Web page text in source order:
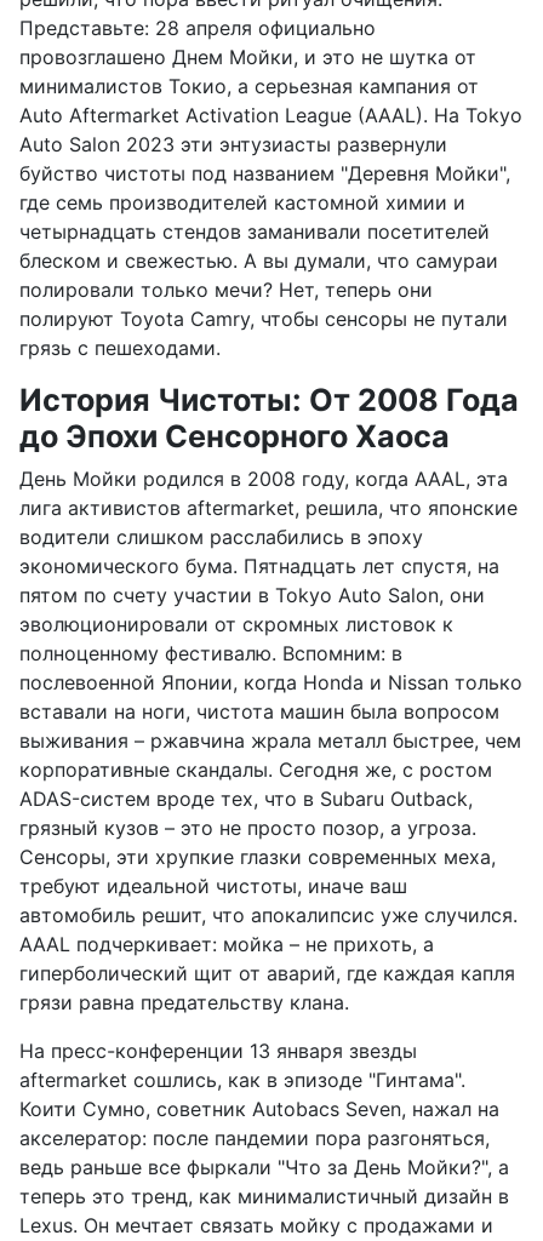
Представьте: 28 апреля официально
провозглашено Днем Мойки, и это не шутка от
минималистов Токио, а серьезная кампания от
Auto Aftermarket Activation League (AAAL). На Tokyo
Auto Salon 2023 эти энтузиасты развернули
буйство чистоты под названием "Деревня Мойки",
где семь производителей кастомной химии и
четырнадцать стендов заманивали посетителей
блеском и свежестью. А вы думали, что самураи
полировали только мечи? Нет, теперь они
полируют Toyota Camry, чтобы сенсоры не путали
грязь с пешеходами.
История Чистоты: От 2008 Года
до Эпохи Сенсорного Хаоса
День Мойки родился в 2008 году, когда AAAL, эта
лига активистов aftermarket, решила, что японские
водители слишком расслабились в эпоху
экономического бума. Пятнадцать лет спустя, на
пятом по счету участии в Tokyo Auto Salon, они
эволюционировали от скромных листовок к
полноценному фестивалю. Вспомним: в
послевоенной Японии, когда Honda и Nissan только
вставали на ноги, чистота машин была вопросом
выживания – ржавчина жрала металл быстрее, чем
корпоративные скандалы. Сегодня же, с ростом
ADAS-систем вроде тех, что в Subaru Outback,
грязный кузов – это не просто позор, а угроза.
Сенсоры, эти хрупкие глазки современных меха,
требуют идеальной чистоты, иначе ваш
автомобиль решит, что апокалипсис уже случился.
AAAL подчеркивает: мойка – не прихоть, а
гиперболический щит от аварий, где каждая капля
грязи равна предательству клана.
На пресс-конференции 13 января звезды
aftermarket сошлись, как в эпизоде "Гинтама".
Коити Сумно, советник Autobacs Seven, нажал на
акселератор: после пандемии пора разгоняться,
ведь раньше все фыркали "Что за День Мойки?", а
теперь это тренд, как минималистичный дизайн в
Lexus. Он мечтает связать мойку с продажами и